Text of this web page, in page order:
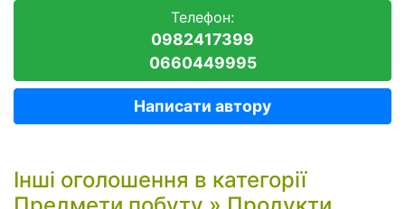
Телефон:
0982417399
0660449995
Написати автору
Інші оголошення в категорії